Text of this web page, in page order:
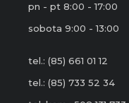
pn - pt 8:00 - 17:00
sobota 9:00 - 13:00
tel.: (85) 661 01 12
tel.: (85) 733 52 34